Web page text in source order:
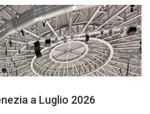
a Luglio 2026